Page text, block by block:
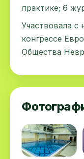
практике; 6
Участвовала с
конгрессе
Общества